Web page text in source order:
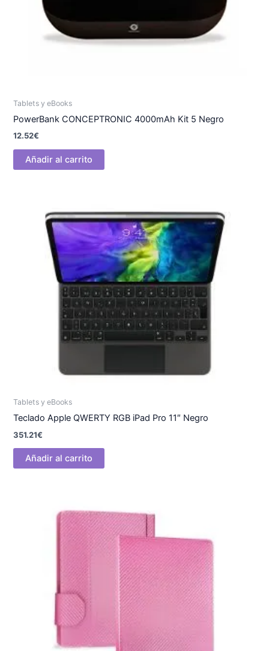
Tablets y eBooks
PowerBank CONCEPTRONIC 4000mAh Kit 5 Negro
12.52€
Añadir al carrito
Tablets y eBooks
Teclado Apple QWERTY RGB iPad Pro 11″ Negro
351.21€
Añadir al carrito